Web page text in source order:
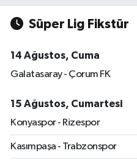
Süper Lig Fikstür
14 Ağustos, Cuma
Galatasaray - Çorum FK
15 Ağustos, Cumartesi
Konyaspor - Rizespor
Kasımpaşa - Trabzonspor